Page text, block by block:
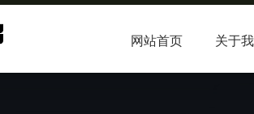
网站首页 关于